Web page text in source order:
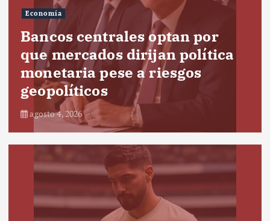
Economía
Bancos centrales optan por
que mercados dirijan política
monetaria pese a riesgos
geopolíticos
agosto 4, 2026